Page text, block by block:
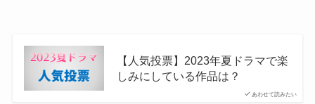
あわせて読みたい
【人気投票】2023年夏ドラマで楽
しみにしている作品は？